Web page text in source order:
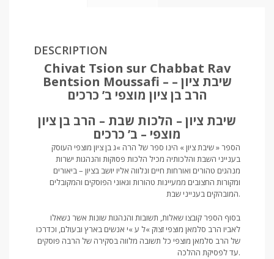
DESCRIPTION
Chivat Tsion sur Chabbat Rav
Bentsion Moussafi – שיבת ציון –
הרב בן ציון מוצפי ב’ כרכים
שיבת ציון – הלכות שבת – הרב בן ציון
מוצפי – ב’ כרכים
הספר « שיבת ציון » הינו ספר של הרה »ג בן ציון מוצפי העוסק
בענייני השבת והלכותיה מכיל הלכות פסוקות והנהגות ישרות
מנהגים טהורים ואורחות חיים ונלווה אליו יושב בציון – ביאורים
ומקורות החצובים ממעיינות טהורות וגאוני הפוסקים והמקובלים
המובהקים בענייני שבת.
בסוף הספר קובצו שאלות, תשובות והנהגות שונות אשר נשאלו
לאביו הרב סלמאן מוצפי זצוק »ל ע »י אנשים בארץ ובעולם, וכדרכו
של הרב סלמאן מוצפי כל תשובה מלווה בסקירה של הרבה פוסקים
עד לפסיקת ההלכה.